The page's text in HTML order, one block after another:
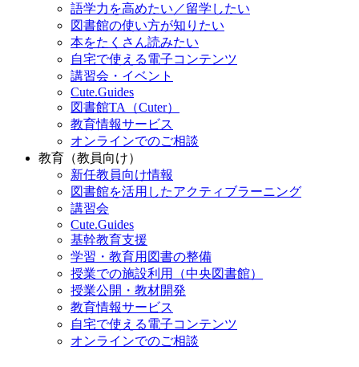
語学力を高めたい／留学したい
図書館の使い方が知りたい
本をたくさん読みたい
自宅で使える電子コンテンツ
講習会・イベント
Cute.Guides
図書館TA（Cuter）
教育情報サービス
オンラインでのご相談
教育（教員向け）
新任教員向け情報
図書館を活用したアクティブラーニング
講習会
Cute.Guides
基幹教育支援
学習・教育用図書の整備
授業での施設利用（中央図書館）
授業公開・教材開発
教育情報サービス
自宅で使える電子コンテンツ
オンラインでのご相談